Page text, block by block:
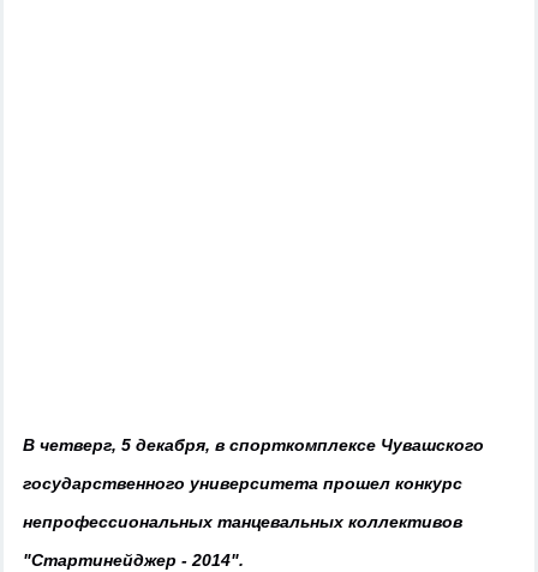
В четверг, 5 декабря, в спорткомплексе Чувашского
государственного университета прошел конкурс
непрофессиональных танцевальных коллективов
"Стартинейджер - 2014".